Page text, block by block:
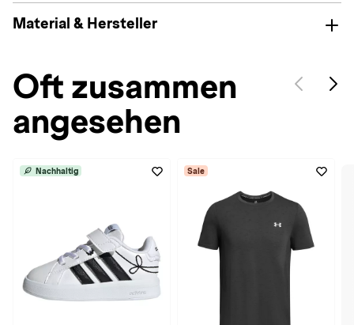
Material & Hersteller
Oft zusammen
angesehen
Nachhaltig Sale